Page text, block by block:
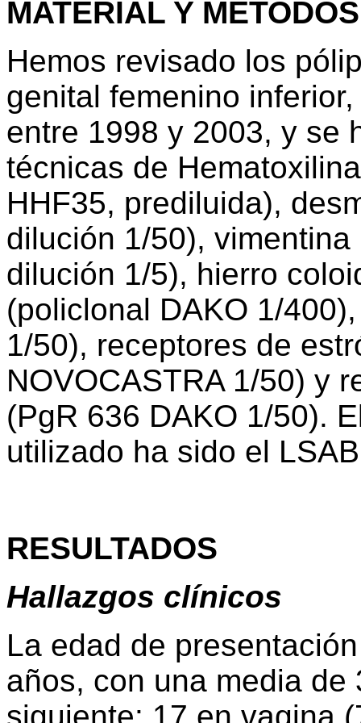
MATERIAL Y MÉTODOS
Hemos revisado los
genital femenino
entre 1998 y 2003, y se
técnicas de
HHF35, prediluida),
dilución 1/50),
dilución 1/5), hierro
(policlonal DAKO 1/
1/50), receptores de
NOVOCASTRA 1/50) y
(PgR 636 DAKO 1/50).
utilizado ha sido el
RESULTADOS
Hallazgos clínicos
La edad de
años, con una media